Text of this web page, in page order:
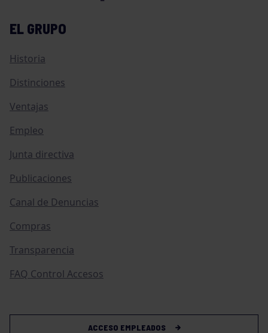
EL GRUPO
Historia
Distinciones
Ventajas
Empleo
Junta directiva
Publicaciones
Canal de Denuncias
Compras
Transparencia
FAQ Control Accesos
ACCESO EMPLEADOS